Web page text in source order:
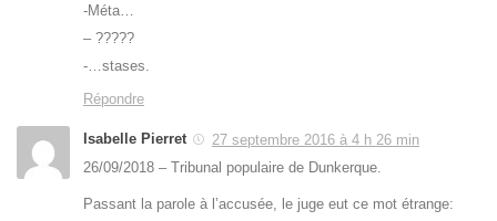
-Méta…
– ?????
-…stases.
Répondre
Isabelle Pierret
27 septembre 2016 à 4 h 26 min
26/09/2018 – Tribunal populaire de Dunkerque.
Passant la parole à l’accusée, le juge eut ce mot étrange: